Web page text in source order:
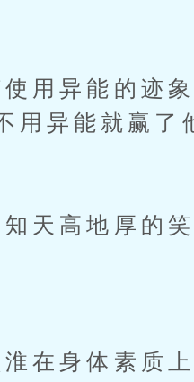
用异能的迹象
用异能就赢了
天高地厚的笑
在身体素质上